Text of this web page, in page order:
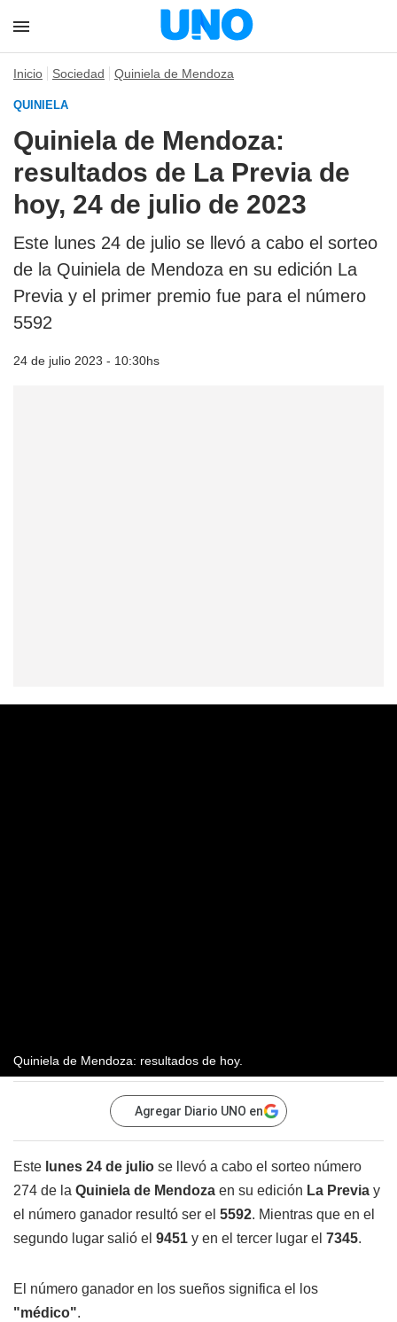
Inicio Sociedad Quiniela de Mendoza
QUINIELA
Quiniela de Mendoza:
resultados de La Previa de
hoy, 24 de julio de 2023
Este lunes 24 de julio se llevó a cabo el sorteo
de la Quiniela de Mendoza en su edición La
Previa y el primer premio fue para el número
5592
24 de julio 2023 - 10:30hs
Quiniela de Mendoza: resultados de hoy.
Agregar Diario UNO en
Este lunes 24 de julio se llevó a cabo el sorteo número
274 de la Quiniela de Mendoza en su edición La Previa y
el número ganador resultó ser el 5592. Mientras que en el
segundo lugar salió el 9451 y en el tercer lugar el 7345.
El número ganador en los sueños significa el los
"médico".